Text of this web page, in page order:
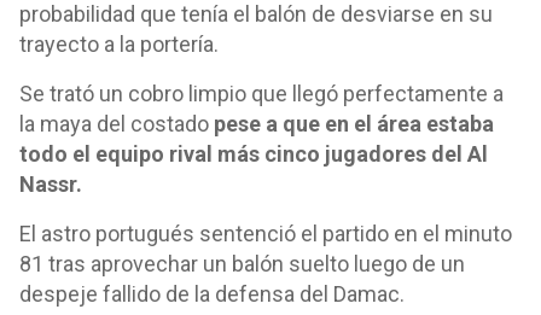
probabilidad que tenía el balón de desviarse en su
trayecto a la portería.
Se trató un cobro limpio que llegó perfectamente a
la maya del costado pese a que en el área estaba
todo el equipo rival más cinco jugadores del Al
Nassr.
El astro portugués sentenció el partido en el minuto
81 tras aprovechar un balón suelto luego de un
despeje fallido de la defensa del Damac.